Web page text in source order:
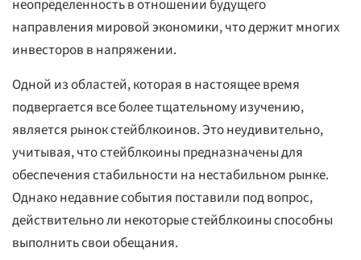
неопределенность в отношении будущего
направления мировой экономики, что держит многих
инвесторов в напряжении.
Одной из областей, которая в настоящее время
подвергается все более тщательному изучению,
является рынок стейблкоинов. Это неудивительно,
учитывая, что стейблкоины предназначены для
обеспечения стабильности на нестабильном рынке.
Однако недавние события поставили под вопрос,
действительно ли некоторые стейблкоины способны
выполнить свои обещания.